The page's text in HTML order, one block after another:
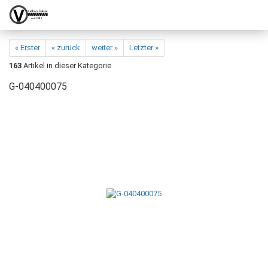
« Erster « zurück weiter »
Letzter »
163 Artikel in dieser Kategorie
G-040400075